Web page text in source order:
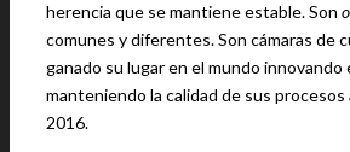
herencia que se mantiene estable. Son
comunes y diferentes. Son cámaras de
ganado su lugar en el mundo innovando
manteniendo la calidad de sus
2016.